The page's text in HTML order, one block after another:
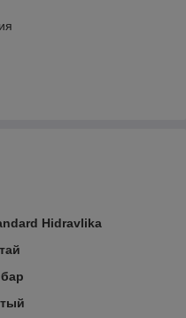
Hidravlika